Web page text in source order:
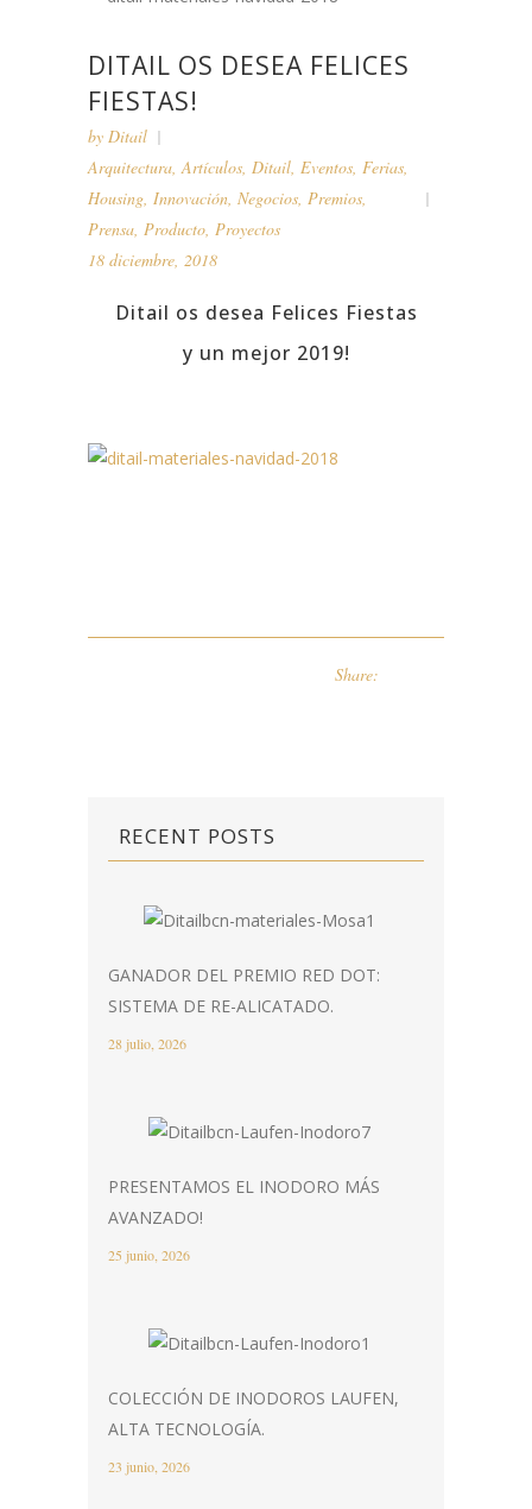
DITAIL OS DESEA FELICES
FIESTAS!
by Ditail
Arquitectura,Artículos, Ditail, Eventos, Ferias,
Housing, Innovación, Negocios, Premios,
Prensa, Producto, Proyectos
18 diciembre, 2018
Ditail os desea Felices Fiestas
y un mejor 2019!
Share:
RECENT POSTS
GANADOR DEL PREMIO RED DOT:
SISTEMA DE RE-ALICATADO.
28 julio, 2026
PRESENTAMOS EL INODORO MÁS
AVANZADO!
25 junio, 2026
COLECCIÓN DE INODOROS LAUFEN,
ALTA TECNOLOGÍA.
23 junio, 2026